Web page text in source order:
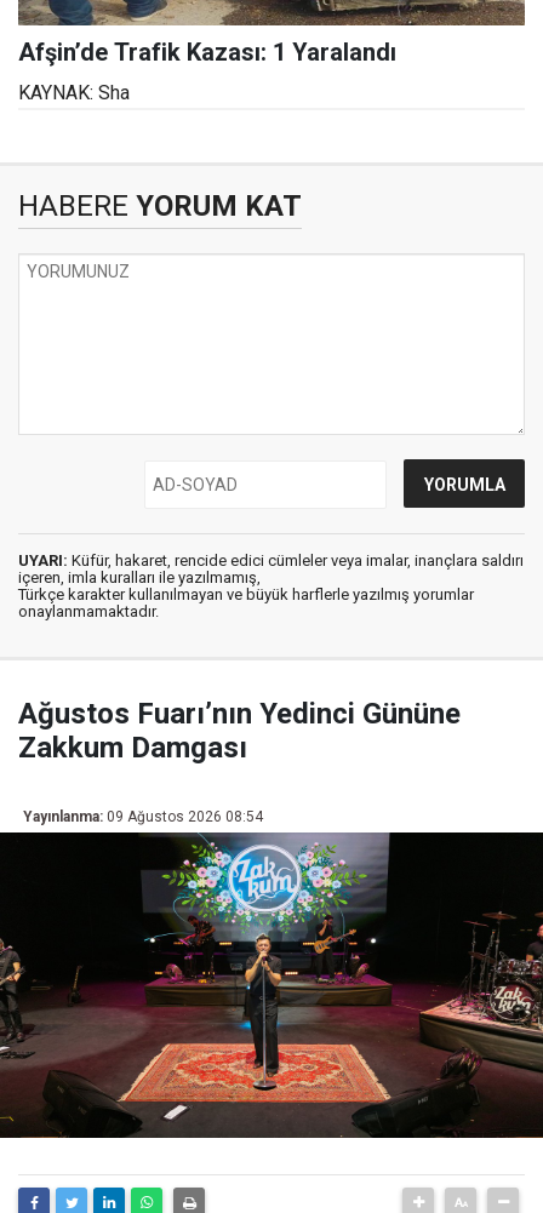
Afşin’de Trafik Kazası: 1 Yaralandı
KAYNAK: Sha
HABERE YORUM KAT
UYARI: Küfür, hakaret, rencide edici cümleler veya imalar, inançlara saldırı
içeren, imla kuralları ile yazılmamış,
Türkçe karakter kullanılmayan ve büyük harflerle yazılmış yorumlar
onaylanmamaktadır.
Ağustos Fuarı’nın Yedinci Gününe
Zakkum Damgası
Yayınlanma: 09 Ağustos 2026 08:54